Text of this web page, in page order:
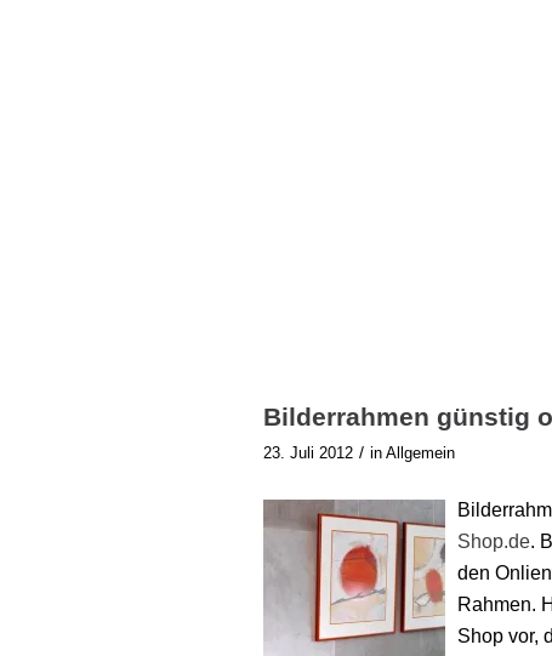
Bilderrahmen günstig
23. Juli 2012 / in Allgemein
Shop.de.
den
Rahmen.
Shop vor,